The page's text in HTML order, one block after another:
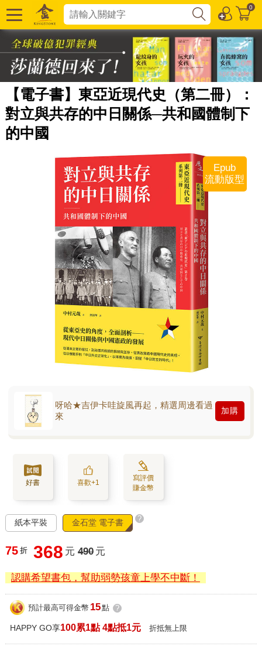
0
【電子書】東亞近現代史（第二冊）：
對立與共存的中日關係─共和國體制下
的中國
Epub
流動版型
呀哈★吉伊卡哇旋風再起，精選周邊看過
來
加購
好書 喜歡+1
寫評價
賺金幣
紙本平裝 金石堂 電子書 ?
75 折 368 元 490 元
認購希望書包，幫助弱勢孩童上學不中斷！
預計最高可得金幣 15點 ?
HAPPY GO享100累1點 4點抵1元 折抵無上限